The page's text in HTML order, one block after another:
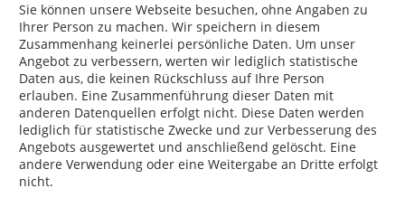
Sie können unsere Webseite besuchen, ohne Angaben zu
Ihrer Person zu machen. Wir speichern in diesem
Zusammenhang keinerlei persönliche Daten. Um unser
Angebot zu verbessern, werten wir lediglich statistische
Daten aus, die keinen Rückschluss auf Ihre Person
erlauben. Eine Zusammenführung dieser Daten mit
anderen Datenquellen erfolgt nicht. Diese Daten werden
lediglich für statistische Zwecke und zur Verbesserung des
Angebots ausgewertet und anschließend gelöscht. Eine
andere Verwendung oder eine Weitergabe an Dritte erfolgt
nicht.